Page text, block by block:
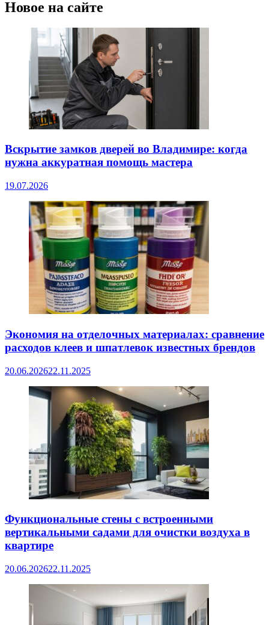
Новое на сайте
Вскрытие замков дверей во Владимире: когда
нужна аккуратная помощь мастера
19.07.2026
Экономия на отделочных материалах: сравнение
расходов клеев и шпатлевок известных брендов
20.06.202622.11.2025
Функциональные стены с встроенными
вертикальными садами для очистки воздуха в
квартире
20.06.202622.11.2025